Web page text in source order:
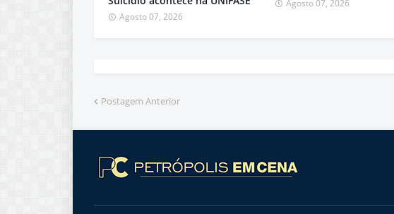
Agosto 07, 2026
Agosto 07, 2026
Postagem Anterior